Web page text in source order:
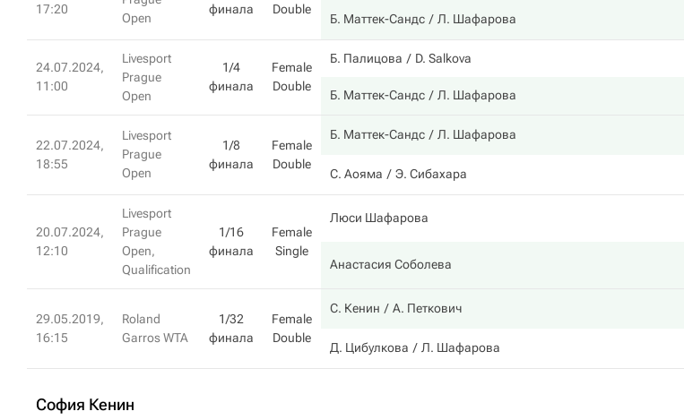
17:20
Open
финала
Double
Б. Маттек-Сандс Л. Шафарова
24.07.2024,
11:00
Livesport
Prague
Open
1/4
финала
Female
Double
Б. Палицова D. Salkova
Б. Маттек-Сандс Л. Шафарова
22.07.2024,
18:55
Livesport
Prague
Open
1/8
финала
Female
Double
Б. Маттек-Сандс Л. Шафарова
С. Аояма Э. Сибахара
20.07.2024,
12:10
Livesport
Prague
Open,
Qualification
1/16
финала
Female
Single
Люси Шафарова
Анастасия Соболева
29.05.2019,
16:15
Roland
Garros WTA
1/32
финала
Female
Double
С. Кенин А. Петкович
Д. Цибулкова Л. Шафарова
София Кенин